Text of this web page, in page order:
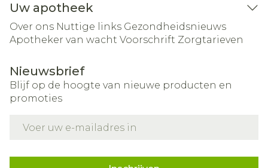
Uw apotheek
Over ons Nuttige links Gezondheidsnieuws
Apotheker van wacht Voorschrift Zorgtarieven
Nieuwsbrief
Blijf op de hoogte van nieuwe producten en
promoties